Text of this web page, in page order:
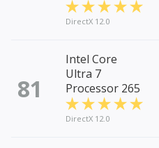
DirectX 12.0
81
Intel Core
Ultra 7
Processor 265
DirectX 12.0